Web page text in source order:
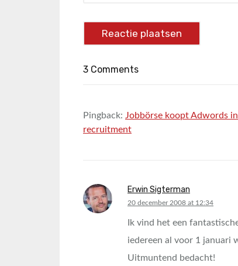
3 Comments
Pingback: Jobbörse koopt Adwords
recruitment
Erwin Sigterman
says:
20 december 2008 at 12:34
Ik vind het een
iedereen al voor 1 januari
Uitmuntend bedacht!